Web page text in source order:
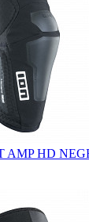
AMP HD